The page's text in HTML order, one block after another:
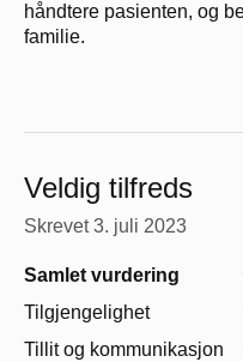
håndtere pasienten, og
familie.
Veldig tilfreds
Skrevet3. juli 2023
Samlet vurdering
Tilgjengelighet
Tillit og kommunikasjon